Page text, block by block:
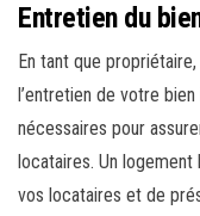
Entretien du
En tant que
l’entretien de votre
nécessaires pour
locataires. Un
vos locataires et de